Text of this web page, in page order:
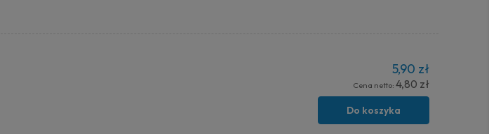
5,90 zł
Cena netto: 4,80 zł
Do koszyka